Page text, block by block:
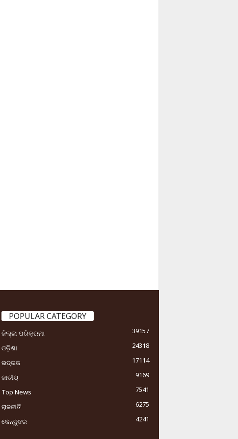
POPULAR CATEGORY
ଜିଲ୍ଲା ପରିକ୍ରମା
39157
ଓଡ଼ିଶା
24318
ଭଦ୍ରକ
17114
ଜାତୀୟ
9169
Top News
7541
ରାଜନୀତି
6275
କେନ୍ଦୁଝର
4241